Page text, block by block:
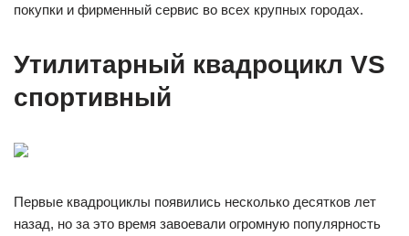
покупки и фирменный сервис во всех крупных городах.
Утилитарный квадроцикл VS
спортивный
Первые квадроциклы появились несколько десятков лет
назад, но за это время завоевали огромную популярность